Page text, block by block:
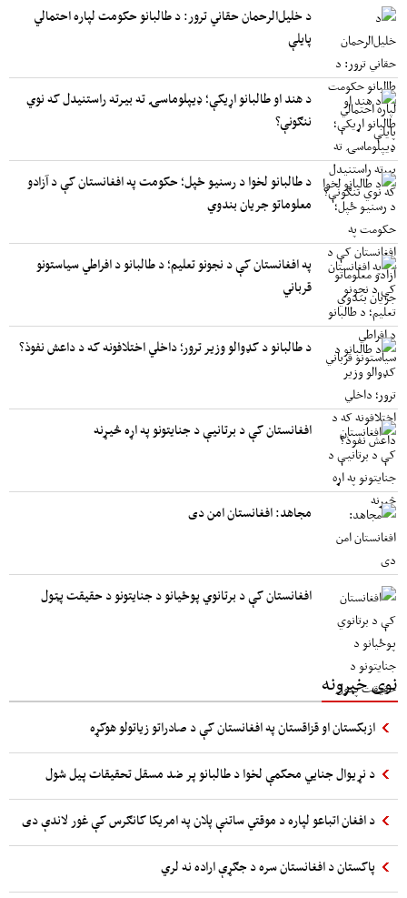
د خلیل‌الرحمان حقاني ترور: د طالبانو حکومت لپاره احتمالي
پایلې
د هند او طالبانو اړیکې؛ ډیپلوماسۍ ته بیرته راستنیدل که نوي
ننګونې؟
د طالبانو لخوا د رسنیو ځپل؛ حکومت په افغانستان کې د آزادو
معلوماتو جریان بندوي
په افغانستان کې د نجونو تعلیم؛ د طالبانو د افراطي سیاستونو
قرباني
د طالبانو د کډوالو وزیر ترور؛ داخلي اختلافونه که د داعش نفوذ؟
افغانستان کې د برتانیې د جنایتونو په اړه څیړنه
مجاهد: افغانستان امن دی
افغانستان کې د برتانوي پوځیانو د جنایتونو د حقیقت پټول
نوی خبرونه
ازبکستان او قزاقستان په افغانستان کې د صادراتو زیاتولو هوکړه
د نړیوال جنایي محکمې لخوا د طالبانو پر ضد مسقل تحقیقات پیل شول
د افغان اتباعو لپاره د موقتي ساتنې پلان په امریکا کانګرس کې غور لاندې دی
پاکستان د افغانستان سره د جګړې اراده نه لري